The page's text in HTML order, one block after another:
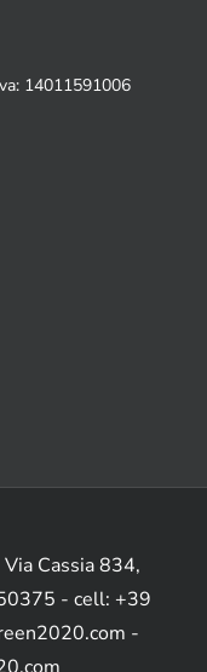
14011591006
Cassia 834,
- cell: +39
-